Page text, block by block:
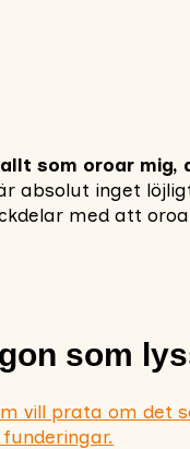
som oroar mig,
absolut inget
med att
som
vill prata om det